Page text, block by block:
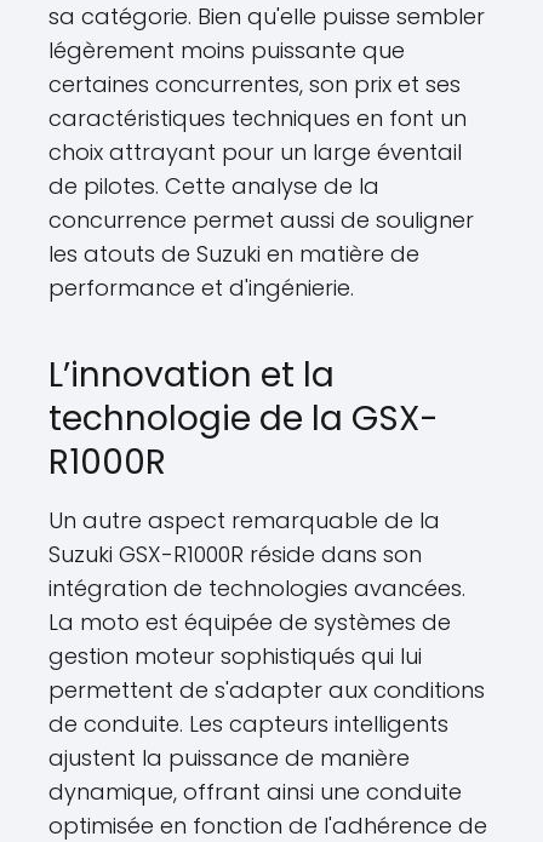
sa catégorie. Bien qu'elle puisse sembler
légèrement moins puissante que
certaines concurrentes, son prix et ses
caractéristiques techniques en font un
choix attrayant pour un large éventail
de pilotes. Cette analyse de la
concurrence permet aussi de souligner
les atouts de Suzuki en matière de
performance et d'ingénierie.
L’innovation et la
technologie de la GSX-
R1000R
Un autre aspect remarquable de la
Suzuki GSX-R1000R réside dans son
intégration de technologies avancées.
La moto est équipée de systèmes de
gestion moteur sophistiqués qui lui
permettent de s'adapter aux conditions
de conduite. Les capteurs intelligents
ajustent la puissance de manière
dynamique, offrant ainsi une conduite
optimisée en fonction de l'adhérence de